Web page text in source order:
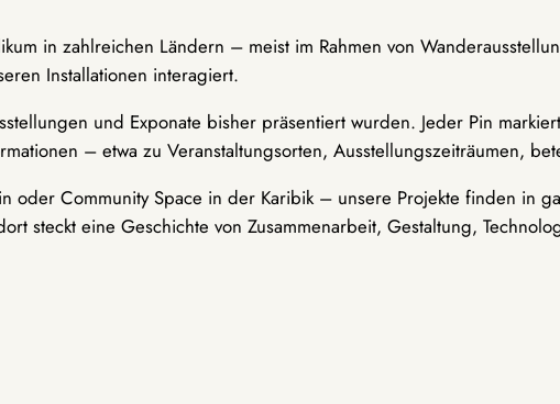
in zahlreichen Ländern – meist im Rahmen von
Installationen interagiert.
und Exponate bisher präsentiert wurden. Jeder Pin
– etwa zu Veranstaltungsorten, Ausstellungszeiträumen,
oder Community Space in der Karibik – unsere Projekte finden in
steckt eine Geschichte von Zusammenarbeit, Gestaltung,